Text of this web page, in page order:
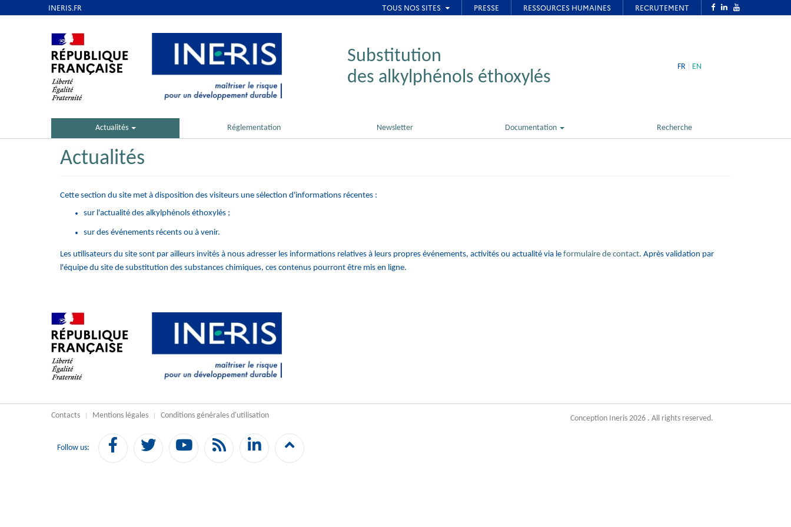
Substitution
des alkylphénols éthoxylés
FR EN
Actualités Réglementation Newsletter Documentation Recherche
Actualités
Cette section du site met à disposition des visiteurs une sélection d'informations récentes :
sur l'actualité des alkylphénols éthoxylés ;
sur des événements récents ou à venir.
Les utilisateurs du site sont par ailleurs invités à nous adresser les informations relatives à leurs propres événements, activités ou actualité via le formulaire de contact. Après validation par
l'équipe du site de substitution des substances chimiques, ces contenus pourront être mis en ligne.
Contacts Mentions légales Conditions générales d'utilisation Conception Ineris 2026 . All rights reserved.
Follow us: FacebookTwitterYouTube
Flux
RSS
LinkedIn
Back
to